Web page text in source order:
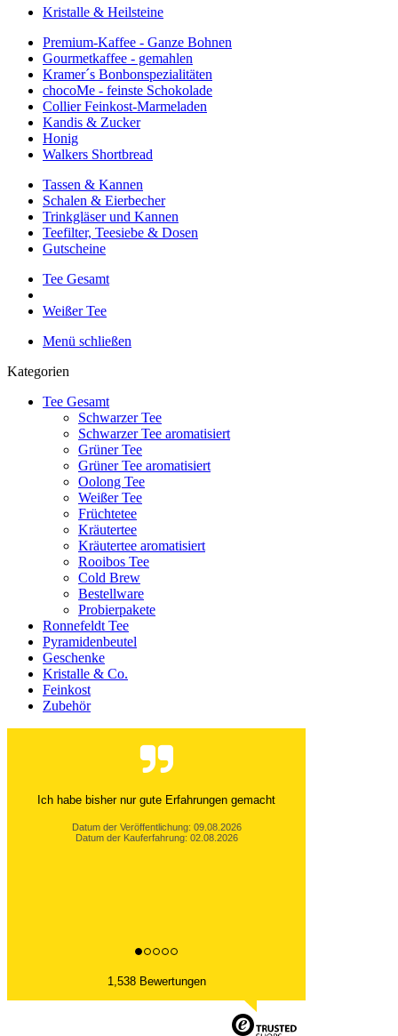
Kristalle & Heilsteine
Premium-Kaffee - Ganze Bohnen
Gourmetkaffee - gemahlen
Kramer´s Bonbonspezialitäten
chocoMe - feinste Schokolade
Collier Feinkost-Marmeladen
Kandis & Zucker
Honig
Walkers Shortbread
Tassen & Kannen
Schalen & Eierbecher
Trinkgläser und Kannen
Teefilter, Teesiebe & Dosen
Gutscheine
Tee Gesamt
Weißer Tee
Menü schließen
Kategorien
Tee Gesamt
Schwarzer Tee
Schwarzer Tee aromatisiert
Grüner Tee
Grüner Tee aromatisiert
Oolong Tee
Weißer Tee
Früchtetee
Kräutertee
Kräutertee aromatisiert
Rooibos Tee
Cold Brew
Bestellware
Probierpakete
Ronnefeldt Tee
Pyramidenbeutel
Geschenke
Kristalle & Co.
Feinkost
Zubehör
Immer schnelle und zuverlässige Belieferung. Wen
Bernd R., Ennepetal
1,538 Bewertungen